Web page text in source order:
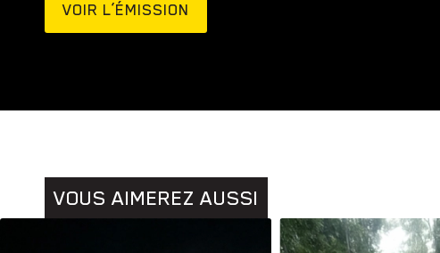
VOIR L’ÉMISSION
VOUS AIMEREZ AUSSI